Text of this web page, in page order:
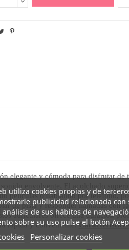
elegante y cómoda para disfrutar
envolvente. El acolchado
películas o hablando por
de pista y responder llamadas
auriculares ofrece una duración
rápida y conveniente.
utiliza cookies propias y de
publicidad relacionada con
de sus hábitos de
sobre su uso pulse el botón
Personalizar cookies